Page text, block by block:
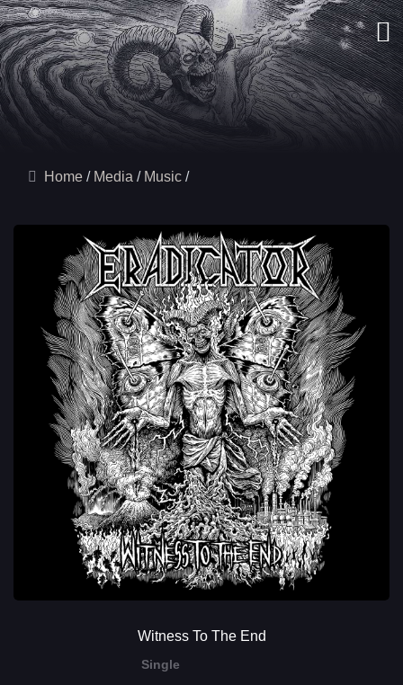
Home Media Music
Witness To The End
Single